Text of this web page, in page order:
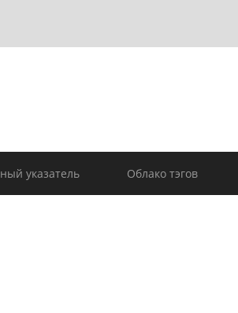
указатель Облако тэгов